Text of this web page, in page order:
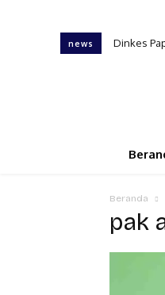
news Dinkes
Beranda
pak